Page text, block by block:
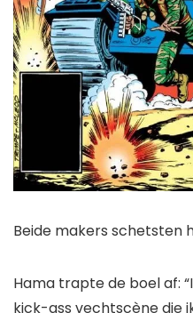
Beide makers schetsten
Hama trapte de boel af:
kick-ass vechtscène die